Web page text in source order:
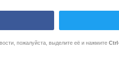
пожалуйста, выделите её и нажмите